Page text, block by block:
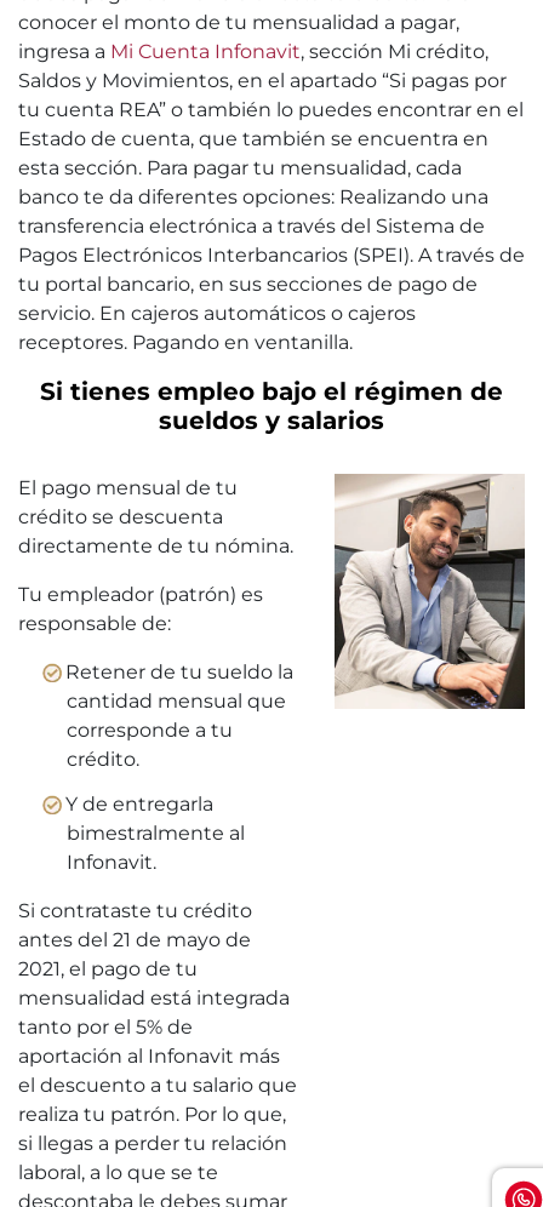
conocer el monto de tu mensualidad a pagar,
ingresa a Mi Cuenta Infonavit, sección Mi crédito,
Saldos y Movimientos, en el apartado “Si pagas por
tu cuenta REA” o también lo puedes encontrar en el
Estado de cuenta, que también se encuentra en
esta sección. Para pagar tu mensualidad, cada
banco te da diferentes opciones: Realizando una
transferencia electrónica a través del Sistema de
Pagos Electrónicos Interbancarios (SPEI). A través de
tu portal bancario, en sus secciones de pago de
servicio. En cajeros automáticos o cajeros
receptores. Pagando en ventanilla.
Si tienes empleo bajo el régimen de
sueldos y salarios
El pago mensual de tu
crédito se descuenta
directamente de tu nómina.
Tu empleador (patrón) es
responsable de:
Retener de tu sueldo la
cantidad mensual que
corresponde a tu
crédito.
Y de entregarla
bimestralmente al
Infonavit.
Si contrataste tu crédito
antes del 21 de mayo de
2021, el pago de tu
mensualidad está integrada
tanto por el 5% de
aportación al Infonavit más
el descuento a tu salario que
realiza tu patrón. Por lo que,
si llegas a perder tu relación
laboral, a lo que se te
descontaba le debes sumar